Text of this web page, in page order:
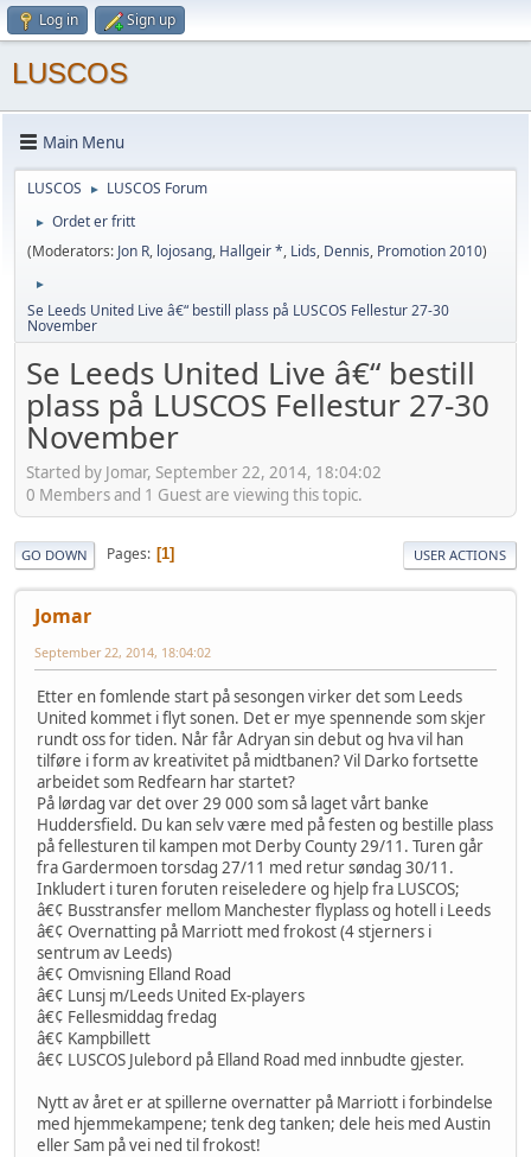
Log in Sign up
LUSCOS
Main Menu
LUSCOS ► LUSCOS Forum
►
Ordet er fritt
(Moderators: Jon R, lojosang, Hallgeir *, Lids, Dennis, Promotion 2010)
►
Se Leeds United Live â€“ bestill plass på LUSCOS Fellestur 27-30
November
Se Leeds United Live â€“ bestill
plass på LUSCOS Fellestur 27-30
November
Started by Jomar, September 22, 2014, 18:04:02
0 Members and 1 Guest are viewing this topic.
GO DOWN Pages 1 USER ACTIONS
Jomar
September 22, 2014, 18:04:02
Etter en fomlende start på sesongen virker det som Leeds
United kommet i flyt sonen. Det er mye spennende som skjer
rundt oss for tiden. Når får Adryan sin debut og hva vil han
tilføre i form av kreativitet på midtbanen? Vil Darko fortsette
arbeidet som Redfearn har startet?
På lørdag var det over 29 000 som så laget vårt banke
Huddersfield. Du kan selv være med på festen og bestille plass
på fellesturen til kampen mot Derby County 29/11. Turen går
fra Gardermoen torsdag 27/11 med retur søndag 30/11.
Inkludert i turen foruten reiseledere og hjelp fra LUSCOS;
â€¢ Busstransfer mellom Manchester flyplass og hotell i Leeds
â€¢ Overnatting på Marriott med frokost (4 stjerners i
sentrum av Leeds)
â€¢ Omvisning Elland Road
â€¢ Lunsj m/Leeds United Ex-players
â€¢ Fellesmiddag fredag
â€¢ Kampbillett
â€¢ LUSCOS Julebord på Elland Road med innbudte gjester.
Nytt av året er at spillerne overnatter på Marriott i forbindelse
med hjemmekampene; tenk deg tanken; dele heis med Austin
eller Sam på vei ned til frokost!